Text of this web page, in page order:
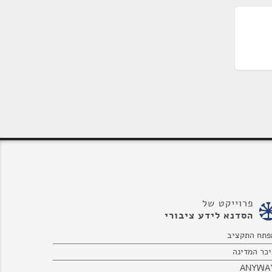
פרוייקט של
הסדנא לידע ציבורי
התקציב
המדינה